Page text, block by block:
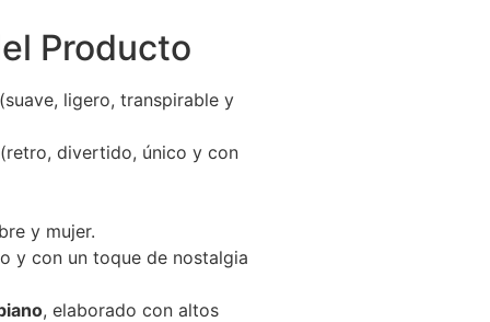
Producto
(suave, ligero, transpirable y
(retro, divertido, único y con
y mujer.
y con un toque de nostalgia
, elaborado con altos